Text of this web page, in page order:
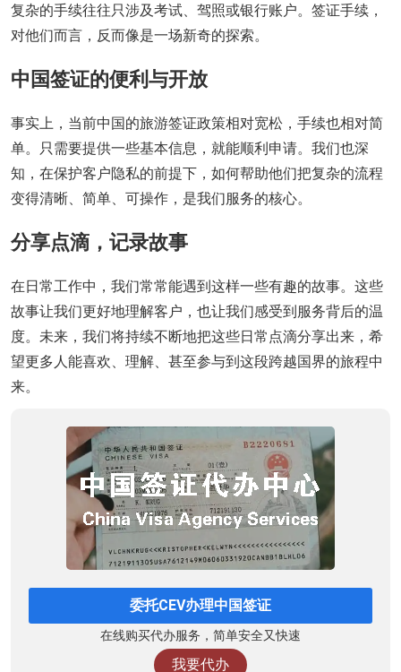
复杂的手续往往只涉及考试、驾照或银行账户。签证手续，
对他们而言，反而像是一场新奇的探索。
中国签证的便利与开放
事实上，当前中国的旅游签证政策相对宽松，手续也相对简
单。只需要提供一些基本信息，就能顺利申请。我们也深
知，在保护客户隐私的前提下，如何帮助他们把复杂的流程
变得清晰、简单、可操作，是我们服务的核心。
分享点滴，记录故事
在日常工作中，我们常常能遇到这样一些有趣的故事。这些
故事让我们更好地理解客户，也让我们感受到服务背后的温
度。未来，我们将持续不断地把这些日常点滴分享出来，希
望更多人能喜欢、理解、甚至参与到这段跨越国界的旅程中
来。
委托CEV办理中国签证
在线购买代办服务，简单安全又快速
我要代办